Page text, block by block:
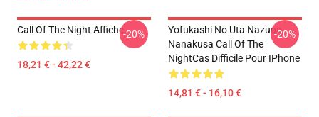
Call Of The Night Affiche
18,21 € - 42,22 €
-20%
Yofukashi No Uta Nazuna
Nanakusa Call Of The
NightCas Difficile Pour IPhone
14,81 € - 16,10 €
-20%